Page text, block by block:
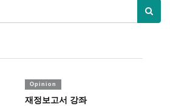
Opinion
재정보고서 강좌